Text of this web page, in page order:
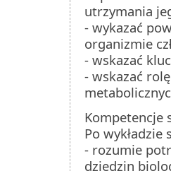
utrzymania
- wykazać
organizmie
- wskazać
- wskazać
Kompetencje
Po wykładzie
- rozumie
dziedzin